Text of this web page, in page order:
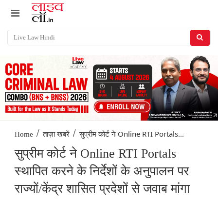
Home / ताज़ा खबरें / सुप्रीम कोर्ट ने Online RTI Portals...
सुप्रीम कोर्ट ने Online RTI Portals
स्थापित करने के निर्देशों के अनुपालन पर
राज्यों/केंद्र शासित प्रदेशों से जवाब मांगा